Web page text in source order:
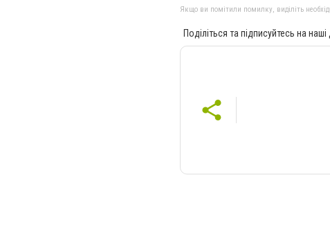
Якщо ви помітили помилку, виділіть
Поділіться та підписуйтесь на